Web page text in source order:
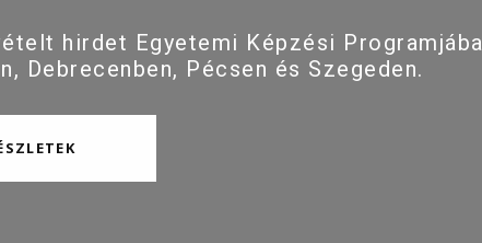
hirdet Egyetemi Képzési Programjába
Debrecenben, Pécsen és Szegeden.